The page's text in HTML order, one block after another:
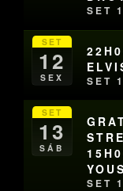
SET
SET
12
SEX SET
SET
13
SÁB
SET